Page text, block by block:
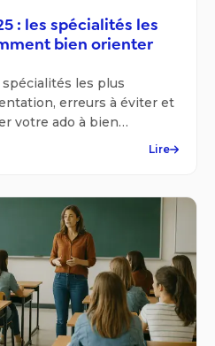
: les spécialités les
bien orienter
les plus
erreurs à éviter et
votre ado à bien
Lire